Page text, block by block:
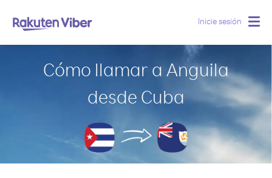
Inicie sesión
Cómo llamar a Anguila
desde Cuba